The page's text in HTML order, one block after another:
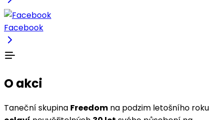
Facebook
O akci
Taneční skupina Freedom na podzim letošního roku